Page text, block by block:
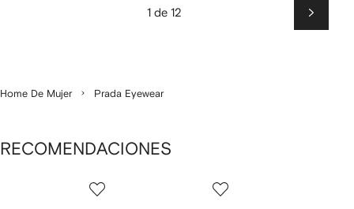
1 de 12
Home De Mujer Prada Eyewear
RECOMENDACIONES